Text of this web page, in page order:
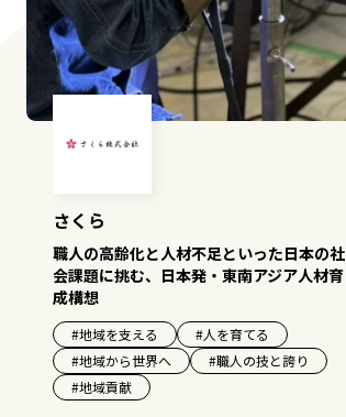
さくら
職人の高齢化と人材不足といった日本の社
会課題に挑む、日本発・東南アジア人材育
成構想
#地域を支える #人を育てる
#地域から世界へ #職人の技と誇り
#地域貢献